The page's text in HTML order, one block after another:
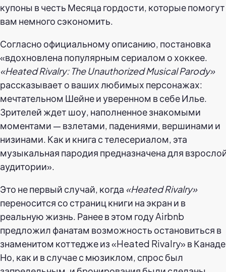
купоны в честь Месяца гордости, которые помогут
вам немного сэкономить.
Согласно официальному описанию, постановка
«вдохновлена популярным сериалом о хоккее.
«Heated Rivalry: The Unauthorized Musical Parody»
рассказывает о ваших любимых персонажах:
мечтательном Шейне и уверенном в себе Илье.
Зрителей ждет шоу, наполненное знакомыми
моментами — взлетами, падениями, вершинами и
низинами. Как и книга с телесериалом, эта
музыкальная пародия предназначена для
аудитории».
Это не первый случай, когда «Heated Rivalry»
переносится со страниц книги на экран и в
реальную жизнь. Ранее в этом году Airbnb
предложил фанатам возможность остановиться в
знаменитом коттедже из «Heated Rivalry» в
Но, как и в случае с мюзиклом, спрос был